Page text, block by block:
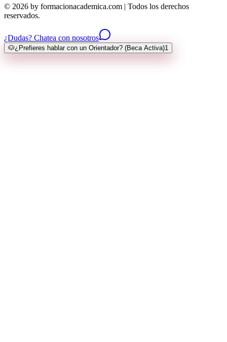
© 2026 by formacionacademica.com | Todos los derechos
reservados.
¿Dudas? Chatea con nosotros
🐶¿Prefieres hablar con un Orientador? (Beca Activa)1